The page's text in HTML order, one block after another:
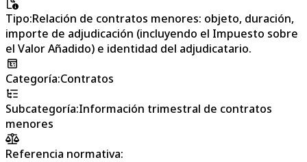
Tipo:Relación de contratos menores: objeto, duración,
importe de adjudicación (incluyendo el Impuesto sobre
el Valor Añadido) e identidad del adjudicatario.
Categoría:Contratos
Subcategoría:Información trimestral de contratos
menores
Referencia normativa: